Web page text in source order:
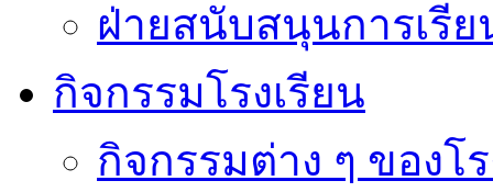
ฝ่ายสนับสนุนการเรี
กิจกรรมโรงเรียน
กิจกรรมต่าง ๆ ของโ